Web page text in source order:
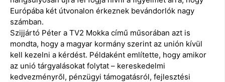
Európába két útvonalon érkeznek bevándorlók nagy
számban.
Szijjártó Péter a TV2 Mokka című műsorában azt is
mondta, hogy a magyar kormány szerint az unión kívül
kell kezelni a kérdést. Példaként említette, hogy amikor
az unió tárgyalásokat folytat – kereskedelmi
kedvezményről, pénzügyi támogatásról, fejlesztési